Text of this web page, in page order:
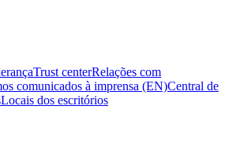
Trust centerRelações com
comunicados à imprensa (EN)Central de
Locais dos escritórios